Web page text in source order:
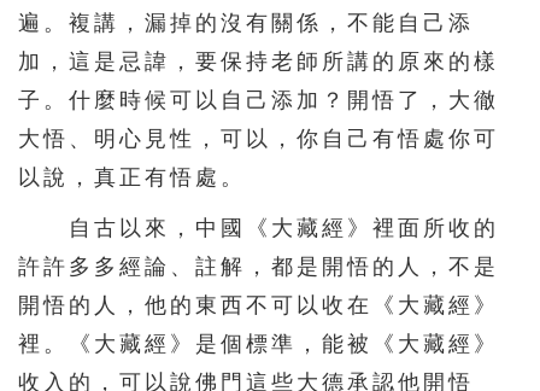
遍。複講，漏掉的沒有關係，不能自己添
加，這是忌諱，要保持老師所講的原來的樣
子。什麼時候可以自己添加？開悟了，大徹
大悟、明心見性，可以，你自己有悟處你可
以說，真正有悟處。
自古以來，中國《大藏經》裡面所收的
許許多多經論、註解，都是開悟的人，不是
開悟的人，他的東西不可以收在《大藏經》
裡。《大藏經》是個標準，能被《大藏經》
收入的，可以說佛門這些大德承認他開悟